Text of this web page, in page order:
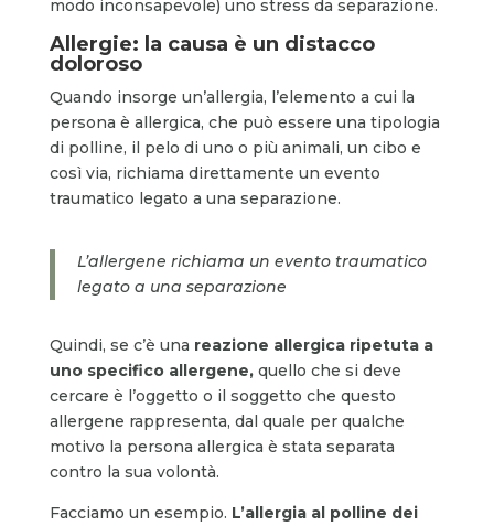
modo inconsapevole) uno stress da separazione.
Allergie: la causa è un distacco
doloroso
Quando insorge un’allergia, l’elemento a cui la
persona è allergica, che può essere una tipologia
di polline, il pelo di uno o più animali, un cibo e
così via, richiama direttamente un evento
traumatico legato a una separazione.
L’allergene richiama un evento traumatico
legato a una separazione
Quindi, se c’è una reazione allergica ripetuta a
uno specifico allergene, quello che si deve
cercare è l’oggetto o il soggetto che questo
allergene rappresenta, dal quale per qualche
motivo la persona allergica è stata separata
contro la sua volontà.
Facciamo un esempio. L’allergia al polline dei